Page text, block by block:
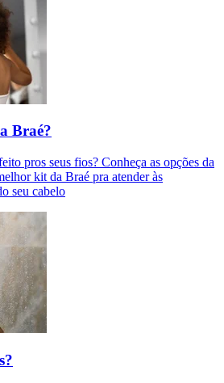
Braé?
pros seus fios? Conheça as opções da
kit da Braé pra atender às
seu cabelo